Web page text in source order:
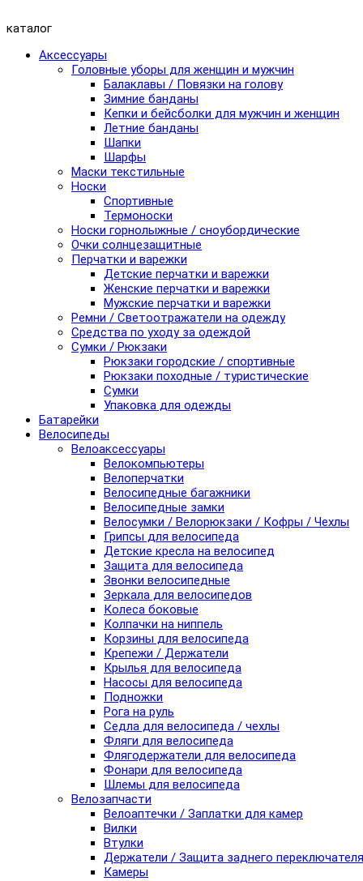
каталог
Аксессуары
Головные уборы для женщин и мужчин
Балаклавы / Повязки на голову
Зимние банданы
Кепки и бейсболки для мужчин и женщин
Летние банданы
Шапки
Шарфы
Маски текстильные
Носки
Спортивные
Термоноски
Носки горнолыжные / сноубордические
Очки солнцезащитные
Перчатки и варежки
Детские перчатки и варежки
Женские перчатки и варежки
Мужские перчатки и варежки
Ремни / Светоотражатели на одежду
Средства по уходу за одеждой
Сумки / Рюкзаки
Рюкзаки городские / спортивные
Рюкзаки походные / туристические
Сумки
Упаковка для одежды
Батарейки
Велосипеды
Велоаксессуары
Велокомпьютеры
Велоперчатки
Велосипедные багажники
Велосипедные замки
Велосумки / Велорюкзаки / Кофры / Чехлы
Грипсы для велосипеда
Детские кресла на велосипед
Защита для велосипеда
Звонки велосипедные
Зеркала для велосипедов
Колеса боковые
Колпачки на ниппель
Корзины для велосипеда
Крепежи / Держатели
Крылья для велосипеда
Насосы для велосипеда
Подножки
Рога на руль
Седла для велосипеда / чехлы
Фляги для велосипеда
Флягодержатели для велосипеда
Фонари для велосипеда
Шлемы для велосипеда
Велозапчасти
Велоаптечки / Заплатки для камер
Вилки
Втулки
Держатели / Защита заднего переключателя
Камеры